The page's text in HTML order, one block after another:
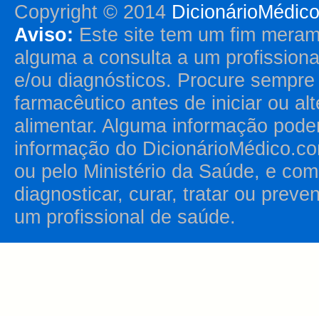
Copyright © 2014
Aviso: Este site tem um fim
alguma a consulta a um
e/ou diagnósticos. Procure
farmacêutico antes de iniciar ou
alimentar. Alguma informação
informação do
ou pelo Ministério da Saúde, e
diagnosticar, curar, tratar ou
um profissional de saúde.